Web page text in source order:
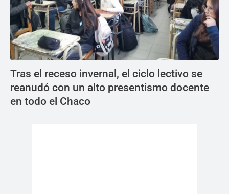
Tras el receso invernal, el ciclo lectivo se
reanudó con un alto presentismo docente
en todo el Chaco